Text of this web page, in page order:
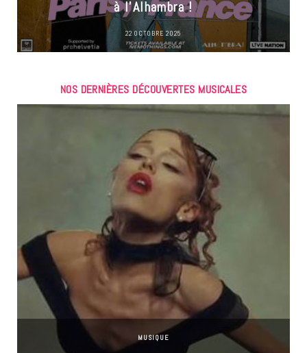
à l’Alhambra !
22 OCTOBRE 2025
NOS DERNIÈRES DÉCOUVERTES MUSICALES
MUSIQUE